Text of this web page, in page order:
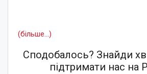
(більше…)
Сподобалось? Знайди
підтримати нас на